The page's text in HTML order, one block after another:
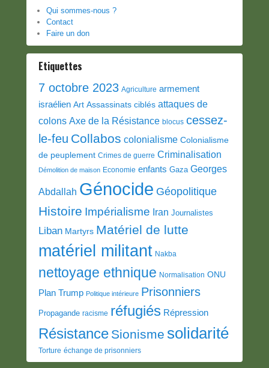
Qui sommes-nous ?
Contact
Faire un don
Etiquettes
7 octobre 2023 Agriculture armement
israélien Art Assassinats ciblés attaques de
colons Axe de la Résistance blocus cessez-
le-feu Collabos colonialisme Colonialisme
de peuplement Crimes de guerre Criminalisation
Démolition de maison Economie enfants Gaza Georges
Abdallah Génocide Géopolitique
Histoire Impérialisme Iran Journalistes
Liban Martyrs Matériel de lutte
matériel militant Nakba
nettoyage ethnique Normalisation ONU
Plan Trump Politique intérieure Prisonniers
Propagande racisme réfugiés Répression
Résistance Sionisme solidarité
Torture échange de prisonniers